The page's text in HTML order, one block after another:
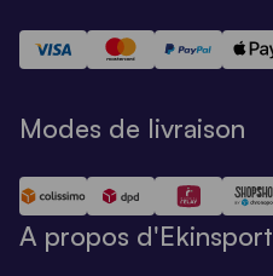
Modes de livraison
A propos d'Ekinsport